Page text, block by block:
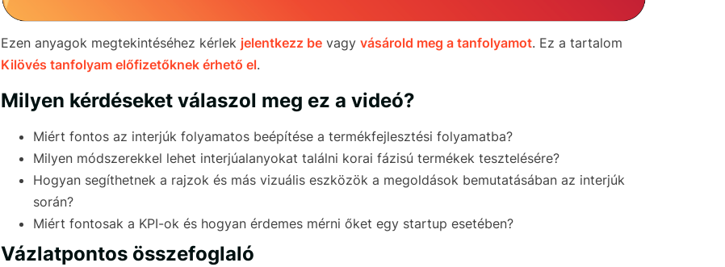
Ezen anyagok megtekintéséhez kérlek jelentkezz be vagy vásárold meg a tanfolyamot. Ez a tartalom
Kilövés tanfolyam előfizetőknek érhető el.
Milyen kérdéseket válaszol meg ez a videó?
Miért fontos az interjúk folyamatos beépítése a termékfejlesztési folyamatba?
Milyen módszerekkel lehet interjúalanyokat találni korai fázisú termékek tesztelésére?
Hogyan segíthetnek a rajzok és más vizuális eszközök a megoldások bemutatásában az interjúk
során?
Miért fontosak a KPI-ok és hogyan érdemes mérni őket egy startup esetében?
Vázlatpontos összefoglaló